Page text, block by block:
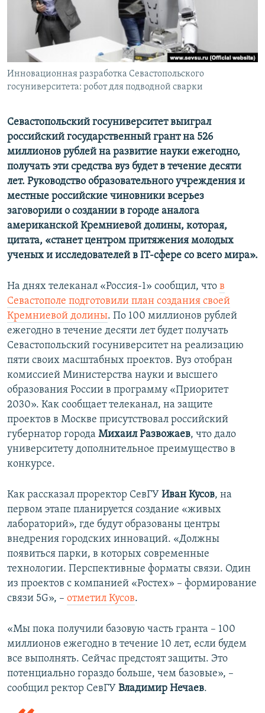
ПОБЕДИТЕЛЕЙ НЕ СУДЯТ?
КРЫМ.НЕПОКОРЕННЫЙ
ELIFBE
УКРАИНСКАЯ ПРОБЛЕМА КРЫМА
ПРИСОЕДИНЯЙТЕСЬ!
Все сайты RFE/RL
Инновационная разработка Севастопольского
госуниверситета: робот для подводной сварки
Севастопольский госуниверситет выиграл
российский государственный грант на 526
миллионов рублей на развитие науки ежегодно,
получать эти средства вуз будет в течение десяти
лет. Руководство образовательного учреждения и
местные российские чиновники всерьез
заговорили о создании в городе аналога
американской Кремниевой долины, которая,
цитата, «станет центром притяжения молодых
ученых и исследователей в IT-сфере со всего мира».
На днях телеканал «Россия-1» сообщил, что в
Севастополе подготовили план создания своей
Кремниевой долины. По 100 миллионов рублей
ежегодно в течение десяти лет будет получать
Севастопольский госуниверситет на реализацию
пяти своих масштабных проектов. Вуз отобран
комиссией Министерства науки и высшего
образования России в программу «Приоритет
2030». Как сообщает телеканал, на защите
проектов в Москве присутствовал российский
губернатор города Михаил Развожаев, что дало
университету дополнительное преимущество в
конкурсе.
Как рассказал проректор СевГУ Иван Кусов, на
первом этапе планируется создание «живых
лабораторий», где будут образованы центры
внедрения городских инноваций. «Должны
появиться парки, в которых современные
технологии. Перспективные форматы связи. Один
из проектов с компанией «Ростех» – формирование
связи 5G», – отметил Кусов.
«Мы пока получили базовую часть гранта – 100
миллионов ежегодно в течение 10 лет, если будем
все выполнять. Сейчас предстоят защиты. Это
потенциально гораздо больше, чем базовые», –
сообщил ректор СевГУ Владимир Нечаев.